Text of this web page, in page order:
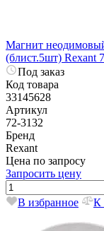
Магнит
(блист.5шт) Rexant
Под заказ
Код товара
33145628
Артикул
72-3132
Бренд
Rexant
Цена по запросу
Запросить цену
В избранное К